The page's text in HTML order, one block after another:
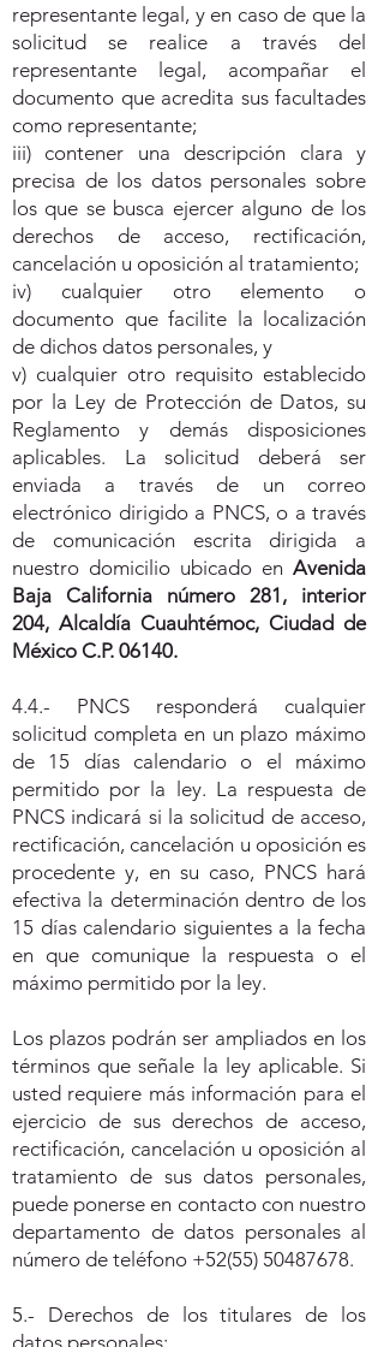
representante legal, y en caso de que la
solicitud se realice a través del
representante legal, acompañar el
documento que acredita sus facultades
como representante;
iii) contener una descripción clara y
precisa de los datos personales sobre
los que se busca ejercer alguno de los
derechos de acceso, rectificación,
cancelación u oposición al tratamiento;
iv) cualquier otro elemento o
documento que facilite la localización
de dichos datos personales, y
v) cualquier otro requisito establecido
por la Ley de Protección de Datos, su
Reglamento y demás disposiciones
aplicables. La solicitud deberá ser
enviada a través de un correo
electrónico dirigido a PNCS, o a través
de comunicación escrita dirigida a
nuestro domicilio ubicado en Avenida
Baja California número 281, interior
204, Alcaldía Cuauhtémoc, Ciudad de
México C.P. 06140.
4.4.- PNCS responderá cualquier
solicitud completa en un plazo máximo
de 15 días calendario o el máximo
permitido por la ley. La respuesta de
PNCS indicará si la solicitud de acceso,
rectificación, cancelación u oposición es
procedente y, en su caso, PNCS hará
efectiva la determinación dentro de los
15 días calendario siguientes a la fecha
en que comunique la respuesta o el
máximo permitido por la ley.
Los plazos podrán ser ampliados en los
términos que señale la ley aplicable. Si
usted requiere más información para el
ejercicio de sus derechos de acceso,
rectificación, cancelación u oposición al
tratamiento de sus datos personales,
puede ponerse en contacto con nuestro
departamento de datos personales al
número de teléfono +52(55) 50487678.
5.- Derechos de los titulares de los
datos personales: